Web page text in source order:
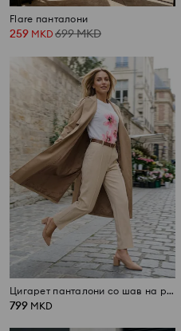
Flare панталони
259 MKD 699MKD
Цигарет панталони со шав на раб и појас
799 MKD